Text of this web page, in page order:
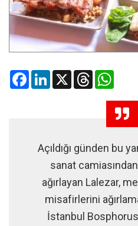
FacebookLinkedIn
X Threads
Açıldığı günden bu
sanat
ağırlayan Lalezar,
misafirlerini
İstanbul